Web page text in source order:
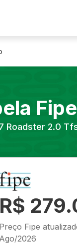
Fipe
Roadster 2.0
R$
Preço Fipe
Ago/2026